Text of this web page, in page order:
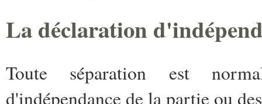
La déclaration
Toute séparation est
d'indépendance de la partie ou